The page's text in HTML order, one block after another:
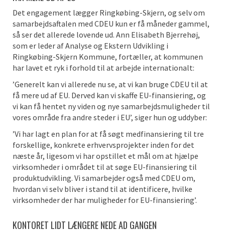
Det engagement lægger Ringkøbing-Skjern, og selv om
samarbejdsaftalen med CDEU kun er få måneder gammel,
så ser det allerede lovende ud. Ann Elisabeth Bjerrehøj,
som er leder af Analyse og Ekstern Udvikling i
Ringkøbing-Skjern Kommune, fortæller, at kommunen
har lavet et ryk i forhold til at arbejde internationalt:
’Generelt kan vi allerede nu se, at vi kan bruge CDEU til at
få mere ud af EU. Derved kan vi skaffe EU-finansiering, og
vi kan få hentet ny viden og nye samarbejdsmuligheder til
vores område fra andre steder i EU’, siger hun og uddyber:
’Vi har lagt en plan for at få søgt medfinansiering til tre
forskellige, konkrete erhvervsprojekter inden for det
næste år, ligesom vi har opstillet et mål om at hjælpe
virksomheder i området til at søge EU-finansiering til
produktudvikling. Vi samarbejder også med CDEU om,
hvordan vi selv bliver i stand til at identificere, hvilke
virksomheder der har muligheder for EU-finansiering’.
KONTORET LIDT LÆNGERE NEDE AD GANGEN